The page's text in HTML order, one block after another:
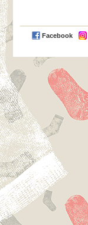
Facebook